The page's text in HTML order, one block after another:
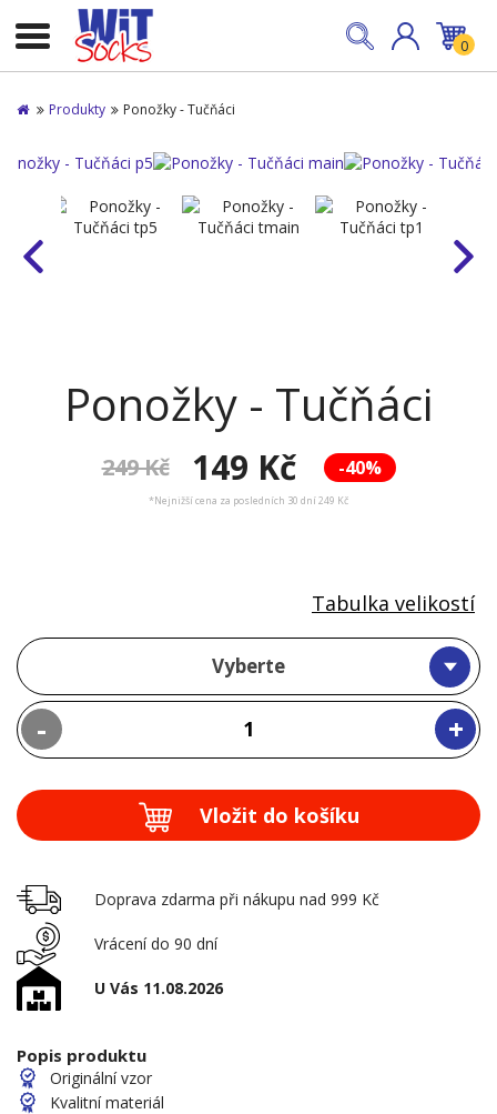
0
Produkty Ponožky - Tučňáci
Ponožky - Tučňáci
-40%
249 Kč 149 Kč
*Nejnižší cena za posledních 30 dní 249 Kč
Vyberte
- +
Tabulka velikostí
Vložit do košíku
Doprava zdarma při nákupu nad 999 Kč
Vrácení do 90 dní
U Vás 11.08.2026
Popis produktu
Originální vzor
Kvalitní materiál